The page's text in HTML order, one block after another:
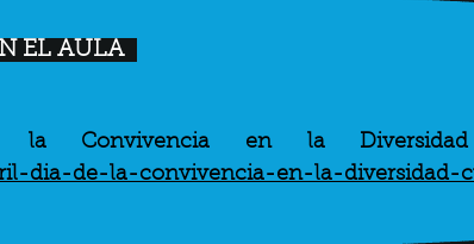
EL AULA
dia-de-la-convivencia-en-la-diversidad-